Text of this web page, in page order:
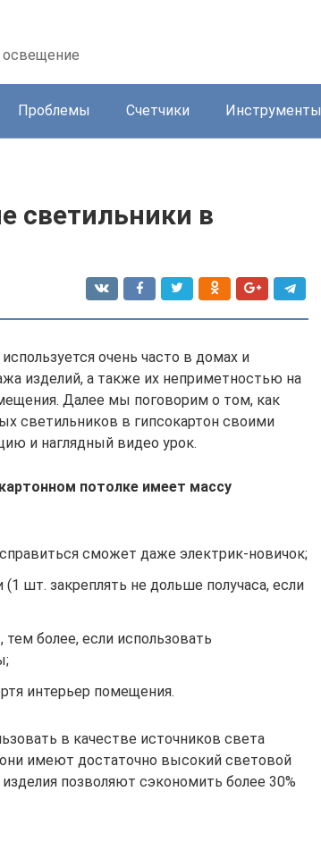
освещение
Проблемы Счетчики Инструменты
светильники в
очень часто в домах и
изделий, а также их неприметностью на
Далее мы поговорим о том, как
светильников в гипсокартон своими
и наглядный видео урок.
потолке имеет массу
сможет даже электрик-новичок;
шт. закреплять не дольше получаса, если
более, если использовать
интерьер помещения.
в качестве источников света
имеют достаточно высокий световой
позволяют сэкономить более 30%